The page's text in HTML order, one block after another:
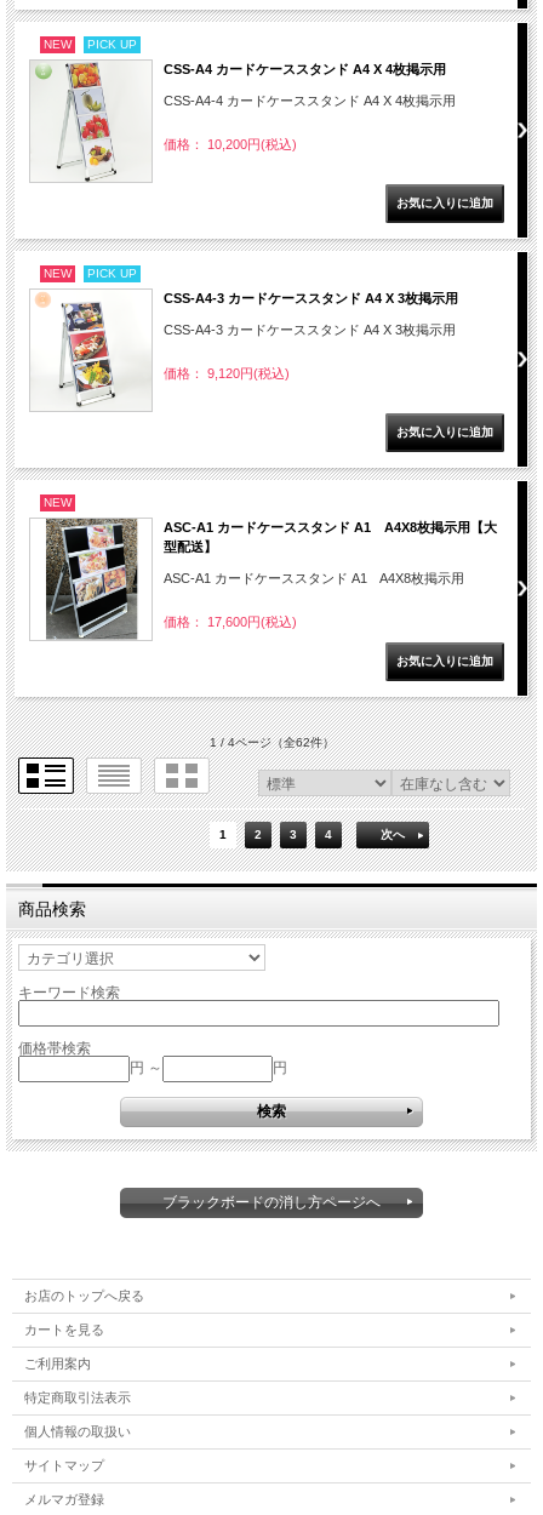
NEW PICK UP
CSS-A4 カードケーススタンド A4 X 4枚掲示用
CSS-A4-4 カードケーススタンド A4 X 4枚掲示用
価格： 10,200円(税込)
NEW PICK UP
CSS-A4-3 カードケーススタンド A4 X 3枚掲示用
CSS-A4-3 カードケーススタンド A4 X 3枚掲示用
価格： 9,120円(税込)
NEW
ASC-A1 カードケーススタンド A1 A4X8枚掲示用【大
型配送】
ASC-A1 カードケーススタンド A1 A4X8枚掲示用
価格： 17,600円(税込)
1 / 4ページ（全62件）
1 2 3 4 次へ
商品検索
キーワード検索
価格帯検索
円 ～
円
ブラックボードの消し方ページへ
お店のトップへ戻る
カートを見る
ご利用案内
特定商取引法表示
個人情報の取扱い
サイトマップ
メルマガ登録